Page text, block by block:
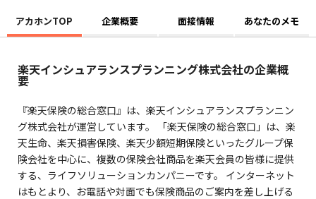
アカホンTOP 企業概要 面接情報 あなたのメモ
楽天インシュアランスプランニング株式会社の企業概
要
『楽天保険の総合窓口』は、楽天インシュアランスプランニン
グ株式会社が運営しています。 「楽天保険の総合窓口」は、楽
天生命、楽天損害保険、楽天少額短期保険といったグループ保
険会社を中心に、複数の保険会社商品を楽天会員の皆様に提供
する、ライフソリューションカンパニーです。 インターネット
はもとより、お電話や対面でも保険商品のご案内を差し上げる